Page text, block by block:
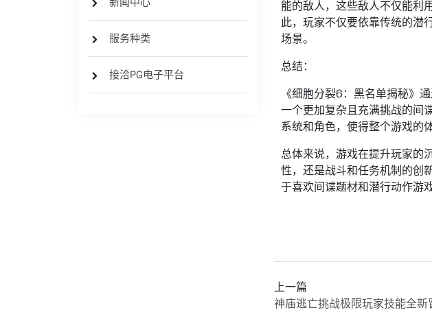
服务种类
接洽PG电子平台
能的敌人，这些敌人不仅能利
此，玩家不仅要依靠传统的潜
场景。
总结：
《细胞分裂6：黑名单揭秘》
一个更加复杂且充满挑战的间
系统和角色，使得整个游戏的
总体来说，游戏在提升玩家的
性，还是战斗和任务机制的创
于喜欢间谍题材和潜行动作游
上一篇
神庙逃亡挑战极限玩家技能全